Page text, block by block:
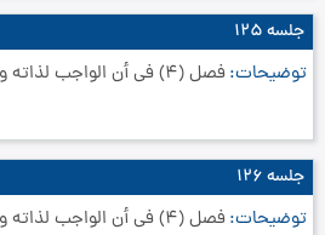
جلسه ۱۲۵
توضیحات فصل (4) في أن الواجب لذاته واجب من جميع جهاته‏
جلسه ۱۲۶
توضیحات فصل (4) في أن الواجب لذاته واجب من جميع جهاته‏